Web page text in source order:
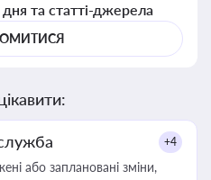
та статті-джерела
+4
або заплановані зміни,